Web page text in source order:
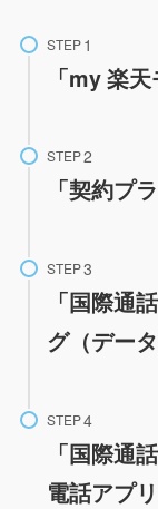
STEP
「my 楽
STEP
「契約プ
STEP
「国際通
グ（デー
STEP
「国際通
電話アプ